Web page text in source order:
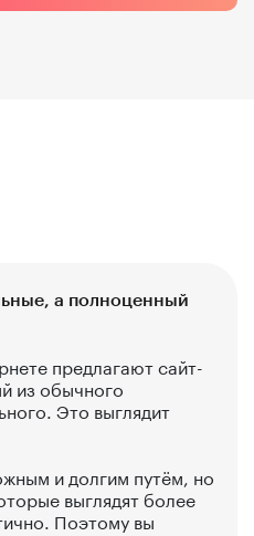
а полноценный
предлагают сайт-
из обычного
Это выглядит
и долгим путём, но
выглядят более
Поэтому вы